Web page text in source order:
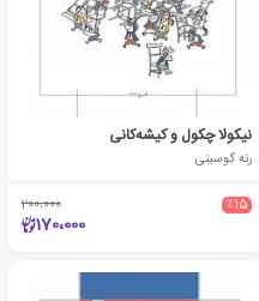
نیکولا چکول و کیشه‌کانی
رنه گوسینی
٪15 200،000
170،000